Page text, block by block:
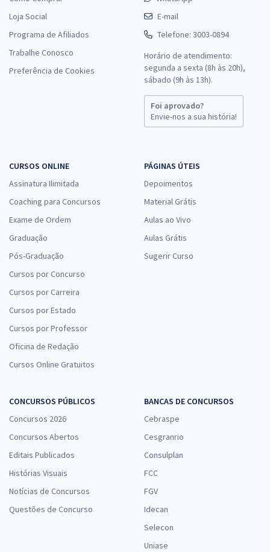
Loja Social
Programa de Afiliados
Trabalhe Conosco
Preferência de Cookies
E-mail
Telefone: 3003-0894
Horário de atendimento:
segunda a sexta (8h às 20h),
sábado (9h às 13h).
Foi aprovado?
Envie-nos a sua história!
CURSOS ONLINE
Assinatura Ilimitada
Coaching para Concursos
Exame de Ordem
Graduação
Pós-Graduação
Cursos por Concurso
Cursos por Carreira
Cursos por Estado
Cursos por Professor
Oficina de Redação
Cursos Online Gratuitos
PÁGINAS ÚTEIS
Depoimentos
Material Grátis
Aulas ao Vivo
Aulas Grátis
Sugerir Curso
CONCURSOS PÚBLICOS
Concursos 2026
Concursos Abertos
Editais Publicados
Histórias Visuais
Notícias de Concursos
Questões de Concurso
BANCAS DE CONCURSOS
Cebraspe
Cesgranrio
Consulplan
FCC
FGV
Idecan
Selecon
Uniase